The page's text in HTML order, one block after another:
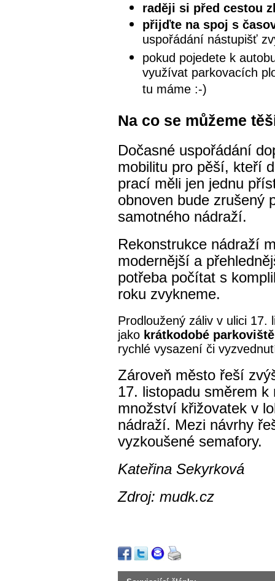
raději si před cestou
přijďte na spoj s
uspořádání nástupišť
pokud pojedete k
využívat parkovacích
tu máme :-)
Na co se můžeme
Dočasné uspořádání
mobilitu pro pěší, kteří
prací měli jen jednu
obnoven bude zrušený
samotného nádraží.
Rekonstrukce nádraží
modernější a
potřeba počítat s
roku zvykneme.
Prodloužený záliv v ulici 17.
jako krátkodobé
rychlé vysazení či
Zároveň město řeší
17. listopadu směrem
množství křižovatek v
nádraží. Mezi návrhy
vyzkoušené semafory.
Kateřina Sekyrková
Zdroj: mudk.cz